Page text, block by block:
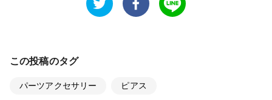
この投稿のタグ
パーツアクセサリー ピアス